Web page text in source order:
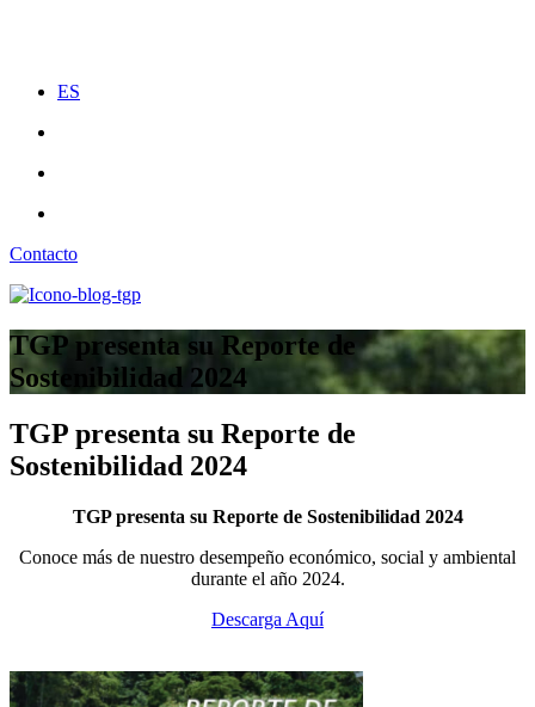
ES
Contacto
TGP presenta su Reporte de
Sostenibilidad 2024
TGP presenta su Reporte de
Sostenibilidad 2024
TGP presenta su Reporte de Sostenibilidad 2024
Conoce más de nuestro desempeño económico, social y ambiental
durante el año 2024.
Descarga Aquí